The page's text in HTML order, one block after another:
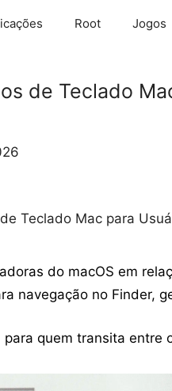
Root Jogos
de Teclado
Teclado Mac para
do macOS em
navegação no Finder,
quem transita entre